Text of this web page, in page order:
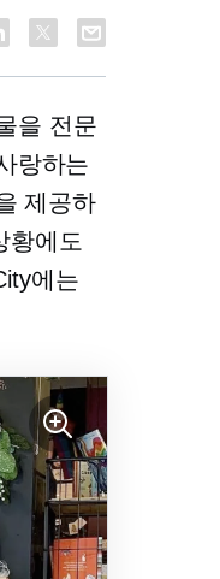
을 전문
랑하는
제공하
황에도
에는